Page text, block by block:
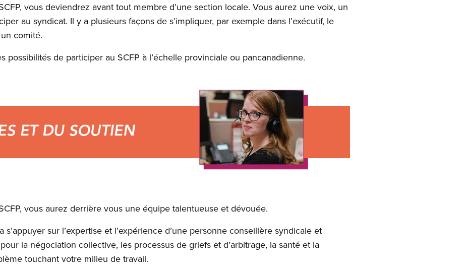
vous deviendrez avant tout membre d’une section locale. Vous aurez une voix, un
au syndicat. Il y a plusieurs façons de s’impliquer, par exemple dans l’exécutif, le
comité.
possibilités de participer au SCFP à l’échelle provinciale ou pancanadienne.
vous aurez derrière vous une équipe talentueuse et dévouée.
sur l’expertise et l’expérience d’une personne conseillère syndicale et
la négociation collective, les processus de griefs et d’arbitrage, la santé et la
touchant votre milieu de travail.